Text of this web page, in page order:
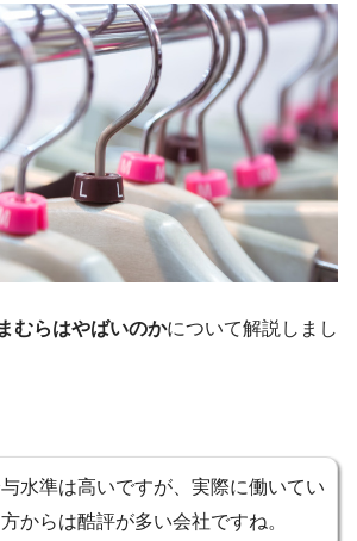
むらはやばいのかについて解説しまし
水準は高いですが、実際に働いてい
からは酷評が多い会社ですね。